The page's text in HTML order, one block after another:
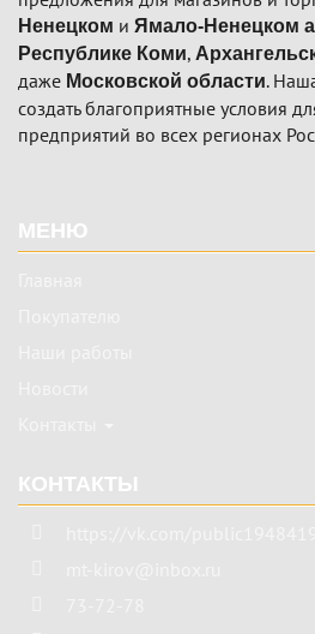
Ненецком и Ямало-Ненецком
Республике Коми,
даже Московской области.
создать благоприятные условия
предприятий во всех регионах
МЕНЮ
КОНТАКТЫ